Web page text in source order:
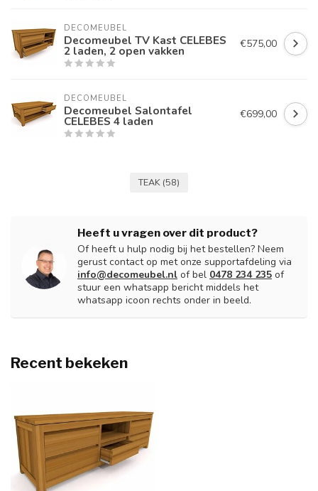
DECOMEUBEL
Decomeubel TV Kast CELEBES
2 laden, 2 open vakken €575,00
DECOMEUBEL
Decomeubel Salontafel
CELEBES 4 laden €699,00
TEAK (58)
Heeft u vragen over dit product?
Of heeft u hulp nodig bij het bestellen? Neem
gerust contact op met onze supportafdeling via
info@decomeubel.nl of bel 0478 234 235 of
stuur een whatsapp bericht middels het
whatsapp icoon rechts onder in beeld.
Recent bekeken